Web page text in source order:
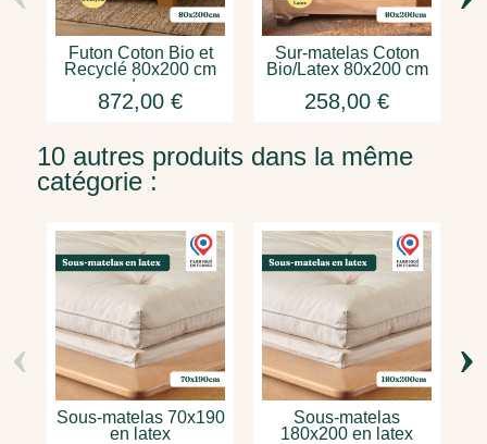
Futon Coton Bio et
Recyclé 80x200 cm
|...
872,00 €
Sur-matelas Coton
Bio/Latex 80x200 cm
258,00 €
10 autres produits dans la même
catégorie :
Sous-matelas 70x190
en latex
Sous-matelas
180x200 en latex
‹ ›